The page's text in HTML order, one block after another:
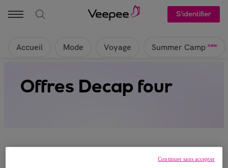
S'identifier
Accueil Mode Voyage Summer Camp new
Offres Decap four
Continuer sans accepter